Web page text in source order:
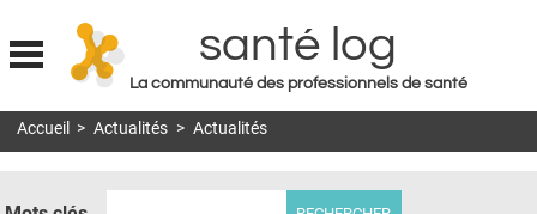
Jump to navigation
santé log
La communauté des professionnels de santé
MON COMPTE
Accueil > Actualités > Actualités